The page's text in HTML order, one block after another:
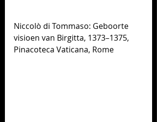
Niccolò di Tommaso: Geboorte
visioen van Birgitta, 1373–1375,
Pinacoteca Vaticana, Rome